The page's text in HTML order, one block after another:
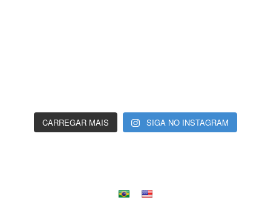
CARREGAR MAIS SIGA NO INSTAGRAM